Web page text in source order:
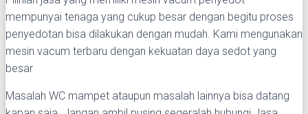
mempunyai tenaga yang cukup besar dengan begitu proses
penyedotan bisa dilakukan dengan mudah. Kami mengunakan
mesin vacum terbaru dengan kekuatan daya sedot yang
besar
Masalah WC mampet ataupun masalah lainnya bisa datang